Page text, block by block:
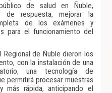
de salud en Ñuble,
de respuesta, mejorar la
de los exámenes y
para el funcionamiento del
Regional de Ñuble dieron los
con la instalación de una
una tecnología de
permitirá procesar muestras
más rápida, anticipando el